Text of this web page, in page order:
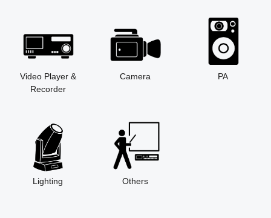
Video Player &
Recorder
Camera PA
Lighting Others